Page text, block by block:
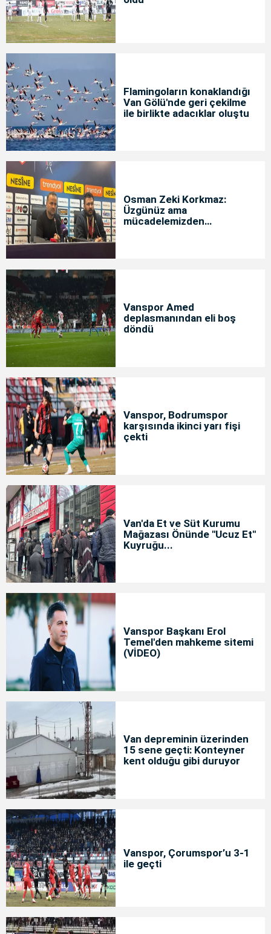
Flamingoların konaklandığı
Van Gölü'nde geri çekilme
ile birlikte adacıklar oluştu
Osman Zeki Korkmaz:
Üzgünüz ama
mücadelemizden
Vanspor Amed
deplasmanından eli boş
döndü
Vanspor, Bodrumspor
karşısında ikinci yarı fişi
çekti
Van'da Et ve Süt Kurumu
Mağazası Önünde "Ucuz Et"
Kuyruğu...
Vanspor Başkanı Erol
Temel'den mahkeme sitemi
(VİDEO)
Van depreminin üzerinden
15 sene geçti: Konteyner
kent olduğu gibi duruyor
Vanspor, Çorumspor’u 3-1
ile geçti